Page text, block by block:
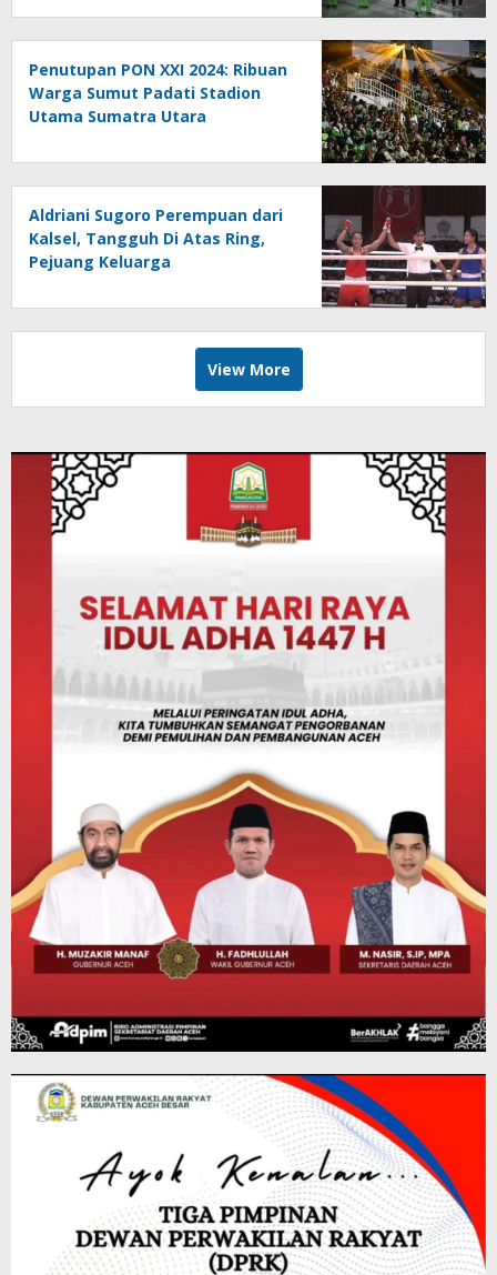
Penutupan PON XXI 2024: Ribuan
Warga Sumut Padati Stadion
Utama Sumatra Utara
Aldriani Sugoro Perempuan dari
Kalsel, Tangguh Di Atas Ring,
Pejuang Keluarga
View More